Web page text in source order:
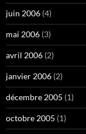
juin 2006 (4)
mai 2006 (3)
avril 2006 (2)
janvier 2006 (2)
décembre 2005 (1)
octobre 2005 (1)